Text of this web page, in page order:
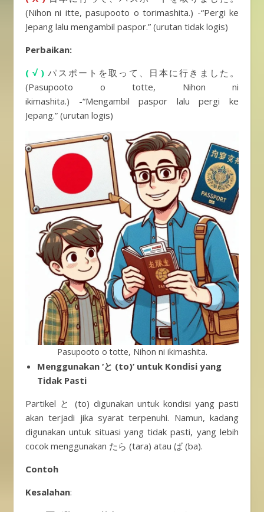
(Nihon ni itte, pasupooto o torimashita.) -“Pergi ke
Jepang lalu mengambil paspor.” (urutan tidak logis)
Perbaikan:
( √ ) パスポートを取って、日本に行きました。
(Pasupooto o totte, Nihon ni
ikimashita.) -“Mengambil paspor lalu pergi ke
Jepang.” (urutan logis)
Pasupooto o totte, Nihon ni ikimashita.
Menggunakan ‘と (to)’ untuk Kondisi yang
Tidak Pasti
Partikel と (to) digunakan untuk kondisi yang pasti
akan terjadi jika syarat terpenuhi. Namun, kadang
digunakan untuk situasi yang tidak pasti, yang lebih
cocok menggunakan たら (tara) atau ば (ba).
Contoh
Kesalahan: